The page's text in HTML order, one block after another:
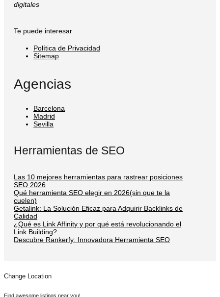
digitales
Te puede interesar
Política de Privacidad
Sitemap
Agencias
Barcelona
Madrid
Sevilla
Herramientas de SEO
Las 10 mejores herramientas para rastrear posiciones
SEO 2026
Qué herramienta SEO elegir en 2026(sin que te la
cuelen)
Getalink: La Solución Eficaz para Adquirir Backlinks de
Calidad
¿Qué es Link Affinity y por qué está revolucionando el
Link Building?
Descubre Rankerfy: Innovadora Herramienta SEO
Change Location
Find awesome listings near you!